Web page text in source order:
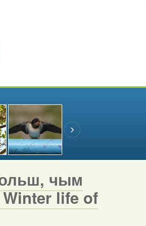
чым
life of